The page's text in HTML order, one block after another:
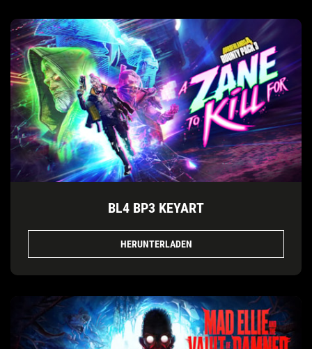
BL4 BP3 KEYART
HERUNTERLADEN